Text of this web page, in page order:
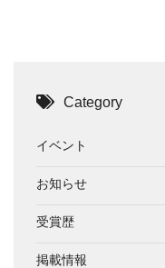
Category
イベント
お知らせ
受賞歴
掲載情報